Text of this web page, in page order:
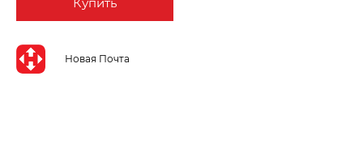
Новая Почта